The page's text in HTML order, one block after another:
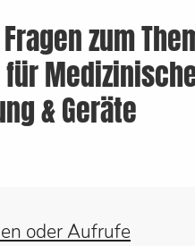
zum
für
& Geräte
oder Aufrufe